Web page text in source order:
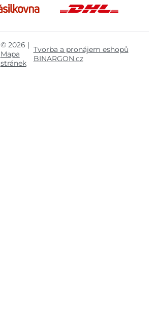
© 2026 |
Mapa
stránek
Tvorba a pronájem eshopů
BINARGON.cz